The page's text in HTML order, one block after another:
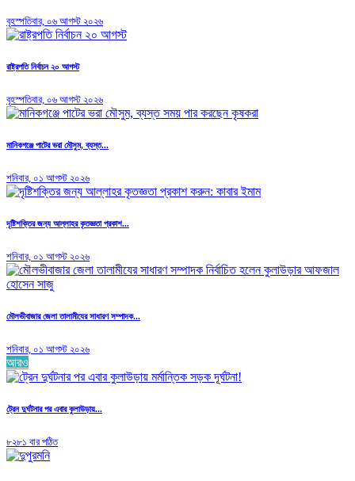
বৃহস্পতিবার, ০৬ আগস্ট ২০২৬
রাষ্ট্রপতি নির্বাচন ২০ আগস্ট
বৃহস্পতিবার, ০৬ আগস্ট ২০২৬
মানিকগঞ্জে পাটের ভরা মৌসুম, ব্যস্ত...
শনিবার, ০১ আগস্ট ২০২৬
দৃষ্টিশক্তির জন্য আল্লাহর কৃতজ্ঞতা প্রকাশ...
শনিবার, ০১ আগস্ট ২০২৬
মৌলভীবাজার জেলা তালামীযের সাধারণ সম্পাদক...
শনিবার, ০১ আগস্ট ২০২৬
আরও
ট্রেন দুর্ঘটনার পর এবার কুলাউড়ায়...
৮২৮১ বার পঠিত